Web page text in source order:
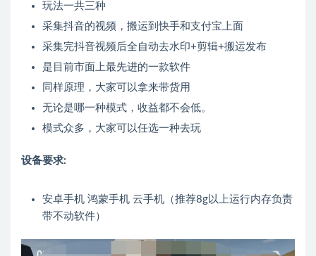
玩法一共三种
采集抖音的视频，搬运到快手和支付宝上面
采集完抖音视频后全自动去水印+剪辑+搬运发布
是目前市面上最先进的一款软件
同样原理，大家可以拿来带货用
无论是哪一种模式，收益都不会低。
模式众多，大家可以任选一种去玩
设备要求:
安卓手机 鸿蒙手机 云手机（推荐8g以上运行内存负责
带不动软件）